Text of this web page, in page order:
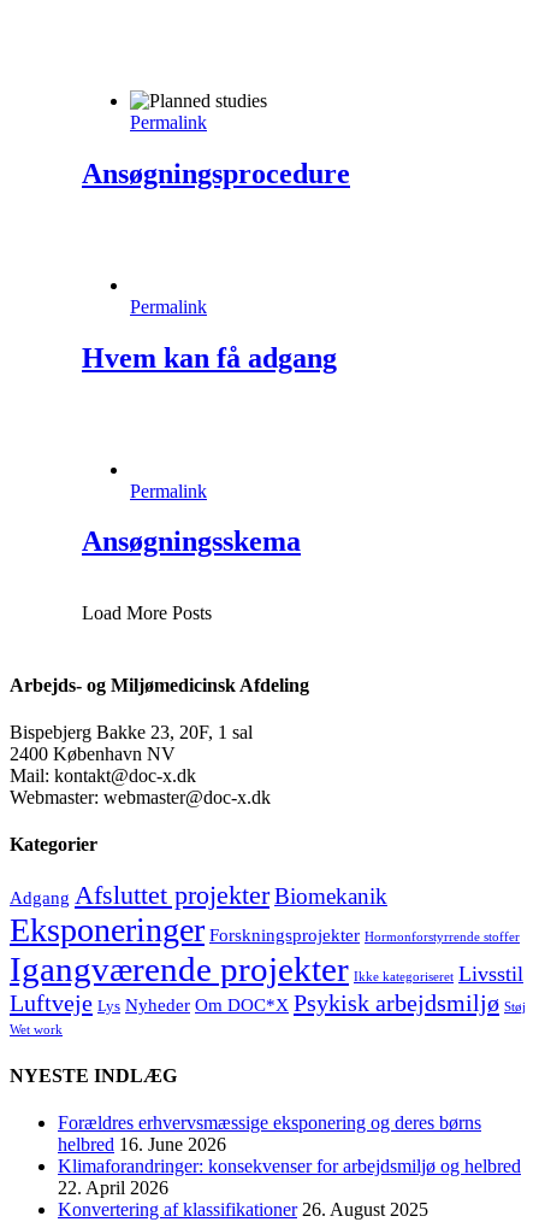
Permalink
Ansøgningsprocedure
Permalink
Hvem kan få adgang
Permalink
Ansøgningsskema
Load More Posts
Arbejds- og Miljømedicinsk Afdeling
Bispebjerg Bakke 23, 20F, 1 sal
2400 København NV
Mail: kontakt@doc-x.dk
Webmaster: webmaster@doc-x.dk
Kategorier
Adgang Afsluttet projekterBiomekanik
Eksponeringer Forskningsprojekter Hormonforstyrrende stoffer
Igangværende projekter Ikke kategoriseret Livsstil
Luftveje Lys Nyheder Om DOC*X Psykisk arbejdsmiljø Støj
Wet work
NYESTE INDLÆG
Forældres erhvervsmæssige eksponering og deres børns
helbred 16. June 2026
Klimaforandringer: konsekvenser for arbejdsmiljø og helbred
22. April 2026
Konvertering af klassifikationer 26. August 2025